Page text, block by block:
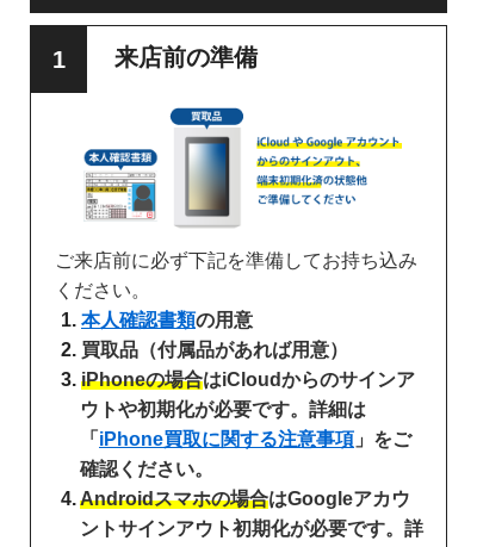
来店前の準備
ご来店前に必ず下記を準備してお持ち込み
ください。
本人確認書類の用意
買取品（付属品があれば用意）
iPhoneの場合はiCloudからのサインア
ウトや初期化が必要です。詳細は
「 iPhone買取に関する注意事項 」をご
確認ください。
Androidスマホの場合はGoogleアカウ
ントサインアウト初期化が必要です。詳